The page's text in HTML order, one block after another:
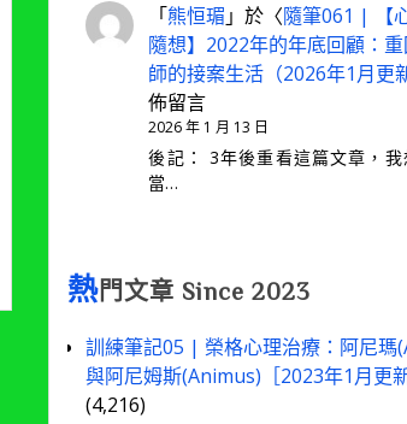
「熊恒瑂 」於〈隨筆061 | 【
隨想】2022年的年底回顧：
師的接案生活（2026年1月更新
佈留言
2026 年 1 月 13 日
後記： 3年後重看這篇文章，我
當…
熱門文章 Since 2023
訓練筆記05 | 榮格心理治療：阿尼瑪
與阿尼姆斯(Animus)［2023年1月更新
(4,216)